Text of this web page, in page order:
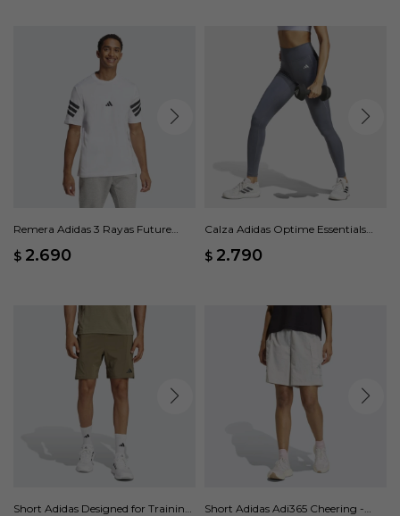
Remera Adidas 3 Rayas Future
$ 2.690
Calza Adidas Optime Essentials
$ 2.790
Short Adidas Designed for Training
Short Adidas Adi365 Cheering -